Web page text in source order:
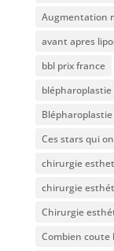
Augmentation
avant apres
bbl prix france
Ces stars qui
chirurgie
chirurgie
Chirurgie
Combien coute